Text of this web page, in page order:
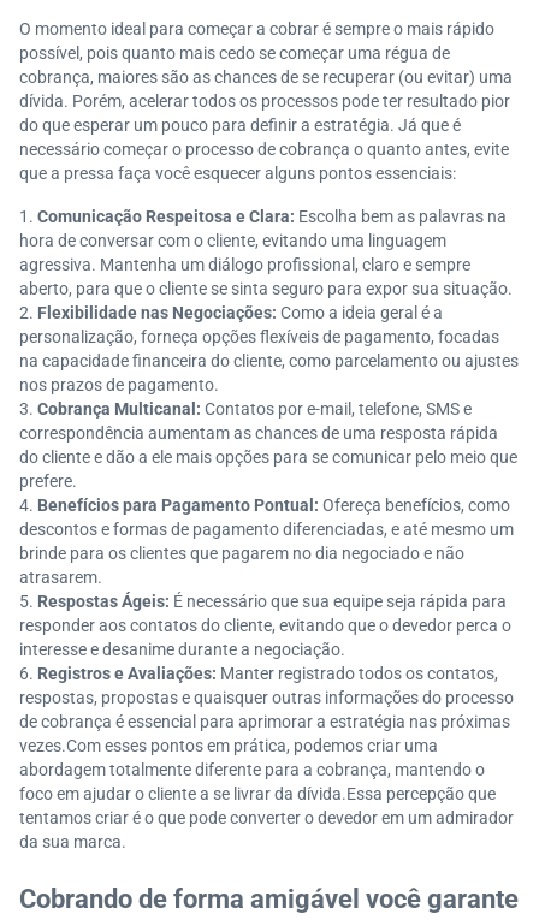
O momento ideal para começar a cobrar é sempre o mais rápido
possível, pois quanto mais cedo se começar uma régua de
cobrança, maiores são as chances de se recuperar (ou evitar) uma
dívida. Porém, acelerar todos os processos pode ter resultado pior
do que esperar um pouco para definir a estratégia. Já que é
necessário começar o processo de cobrança o quanto antes, evite
que a pressa faça você esquecer alguns pontos essenciais:
Comunicação Respeitosa e Clara: Escolha bem as palavras na
hora de conversar com o cliente, evitando uma linguagem
agressiva. Mantenha um diálogo profissional, claro e sempre
aberto, para que o cliente se sinta seguro para expor sua situação.
Flexibilidade nas Negociações: Como a ideia geral é a
personalização, forneça opções flexíveis de pagamento, focadas
na capacidade financeira do cliente, como parcelamento ou ajustes
nos prazos de pagamento.
Cobrança Multicanal: Contatos por e-mail, telefone, SMS e
correspondência aumentam as chances de uma resposta rápida
do cliente e dão a ele mais opções para se comunicar pelo meio que
prefere.
Benefícios para Pagamento Pontual: Ofereça benefícios, como
descontos e formas de pagamento diferenciadas, e até mesmo um
brinde para os clientes que pagarem no dia negociado e não
atrasarem.
Respostas Ágeis: É necessário que sua equipe seja rápida para
responder aos contatos do cliente, evitando que o devedor perca o
interesse e desanime durante a negociação.
Registros e Avaliações: Manter registrado todos os contatos,
respostas, propostas e quaisquer outras informações do processo
de cobrança é essencial para aprimorar a estratégia nas próximas
vezes.Com esses pontos em prática, podemos criar uma
abordagem totalmente diferente para a cobrança, mantendo o
foco em ajudar o cliente a se livrar da dívida.Essa percepção que
tentamos criar é o que pode converter o devedor em um admirador
da sua marca.
Cobrando de forma amigável você garante